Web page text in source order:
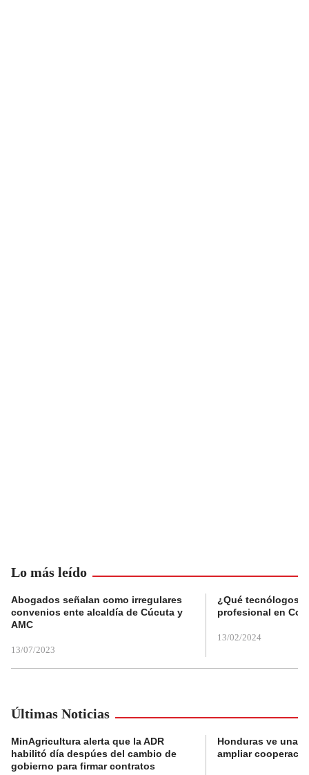
Lo más leído
Abogados señalan como irregulares
convenios ente alcaldía de Cúcuta y
AMC
13/07/2023
¿Qué tecnólogos
profesional en
13/02/2024
Últimas Noticias
MinAgricultura alerta que la ADR
habilitó día despúes del cambio de
gobierno para firmar contratos
Honduras ve una
ampliar